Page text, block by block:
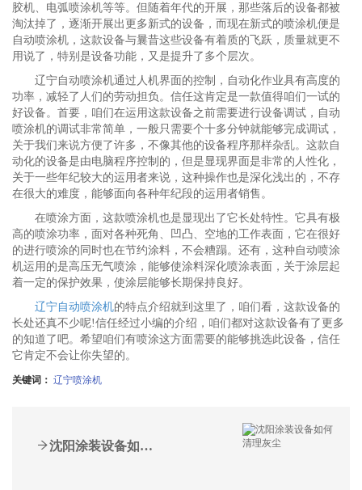
胶机、电弧喷涂机等等。但随着年代的开展，那些落后的设备都被
淘汰掉了，逐渐开展出更多新式的设备，而现在新式的喷涂机便是
自动喷涂机，这款设备与曩昔这些设备有着质的飞跃，质量就更不
用说了，特别是设备功能，又是提升了多个层次。
辽宁自动喷涂机通过人机界面的控制，自动化作业具有高度的
功率，减轻了人们的劳动担负。信任这肯定是一款值得咱们一试的
好设备。首要，咱们在运用这款设备之前需要进行设备调试，自动
喷涂机的调试非常简单，一般只需要个十多分钟就能够完成调试，
关于我们来说方便了许多，不像其他的设备程序那样杂乱。这款自
动化的设备是由电脑程序控制的，但是显现界面是非常的人性化，
关于一些年纪较大的运用者来说，这种操作也是深化浅出的，不存
在很大的难度，能够面向各种年纪段的运用者销售。
在喷涂方面，这款喷涂机也是显现出了它长处特性。它具有极
高的喷涂功率，面对各种死角、凹凸、空地的工作表面，它在很好
的进行喷涂的同时也在节约涂料，不会糟蹋。还有，这种自动喷涂
机运用的是高压无气喷涂，能够使涂料深化喷涂表面，关于涂层起
着一定的保护效果，使涂层能够长期保持良好。
辽宁自动喷涂机的特点介绍就到这里了，咱们看，这款设备的
长处还真不少呢!信任经过小编的介绍，咱们都对这款设备有了更多
的知道了吧。希望咱们有喷涂这方面需要的能够挑选此设备，信任
它肯定不会让你失望的。
关键词： 辽宁喷涂机
沈阳涂装设备如何清理灰尘